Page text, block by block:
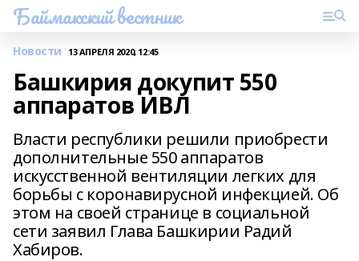
Баймакский вестник
Новости 13 АПРЕЛЯ 2020, 12:45
Башкирия докупит 550
аппаратов ИВЛ
Власти республики решили приобрести
дополнительные 550 аппаратов
искусственной вентиляции легких для
борьбы с коронавирусной инфекцией. Об
этом на своей странице в социальной
сети заявил Глава Башкирии Радий
Хабиров.